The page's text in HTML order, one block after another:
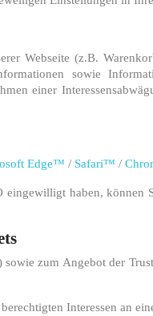
Webseite (z.B.
sowie
einer
Edge™ / Safari™ /
haben,
zum Angebot der
Interessen an